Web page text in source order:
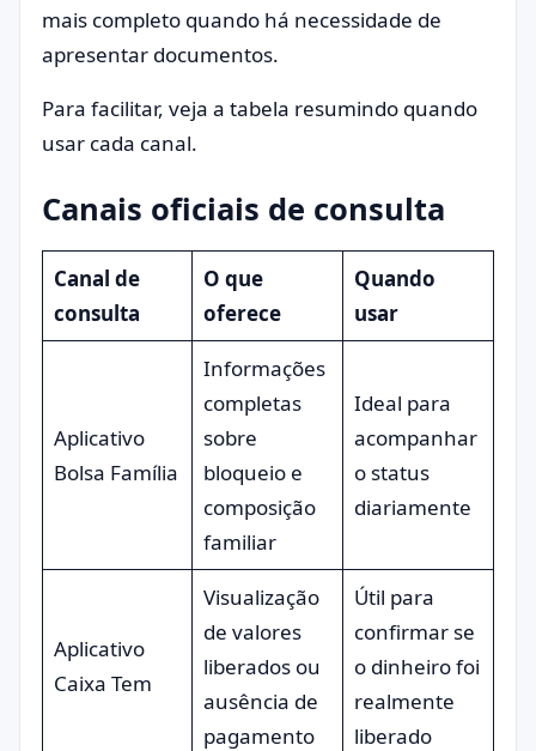
mais completo quando há necessidade de
apresentar documentos.
Para facilitar, veja a tabela resumindo quando
usar cada canal.
Canais oficiais de consulta
Canal de
consulta
O que
oferece
Quando
usar
Aplicativo
Bolsa Família
Informações
completas
sobre
bloqueio e
composição
familiar
Ideal para
acompanhar
o status
diariamente
Aplicativo
Caixa Tem
Visualização
de valores
liberados ou
ausência de
pagamento
Útil para
confirmar se
o dinheiro foi
realmente
liberado